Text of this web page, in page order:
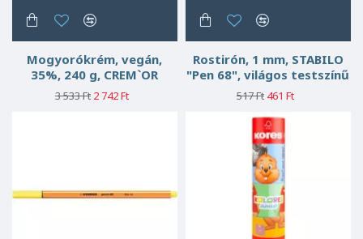
Mogyorókrém, vegán,
35%, 240 g, CREM`OR
3 533 Ft 2 742 Ft
Rostirón, 1 mm, STABILO
"Pen 68", világos testszínű
517 Ft 461 Ft